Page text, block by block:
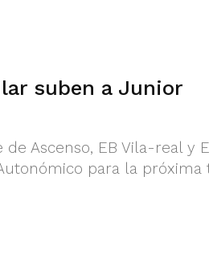
suben a Junior
Ascenso, EB Vila-real y
para la próxima